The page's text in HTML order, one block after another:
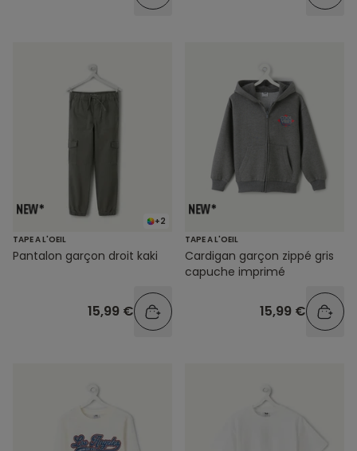
+2
TAPE A L'OEIL
Pantalon garçon droit kaki
15,99 €
TAPE A L'OEIL
Cardigan garçon zippé gris
capuche imprimé
15,99 €